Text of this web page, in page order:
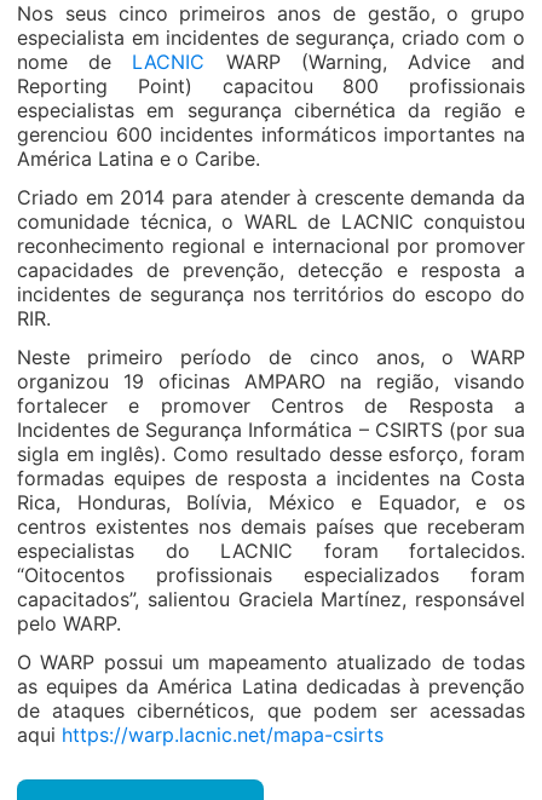
Nos seus cinco primeiros anos de gestão, o grupo
especialista em incidentes de segurança, criado com o
nome de LACNIC WARP (Warning, Advice and
Reporting Point) capacitou 800 profissionais
especialistas em segurança cibernética da região e
gerenciou 600 incidentes informáticos importantes na
América Latina e o Caribe.
Criado em 2014 para atender à crescente demanda da
comunidade técnica, o WARL de LACNIC conquistou
reconhecimento regional e internacional por promover
capacidades de prevenção, detecção e resposta a
incidentes de segurança nos territórios do escopo do
RIR.
Neste primeiro período de cinco anos, o WARP
organizou 19 oficinas AMPARO na região, visando
fortalecer e promover Centros de Resposta a
Incidentes de Segurança Informática – CSIRTS (por sua
sigla em inglês). Como resultado desse esforço, foram
formadas equipes de resposta a incidentes na Costa
Rica, Honduras, Bolívia, México e Equador, e os
centros existentes nos demais países que receberam
especialistas do LACNIC foram fortalecidos.
“Oitocentos profissionais especializados foram
capacitados”, salientou Graciela Martínez, responsável
pelo WARP.
O WARP possui um mapeamento atualizado de todas
as equipes da América Latina dedicadas à prevenção
de ataques cibernéticos, que podem ser acessadas
aqui https://warp.lacnic.net/mapa-csirts